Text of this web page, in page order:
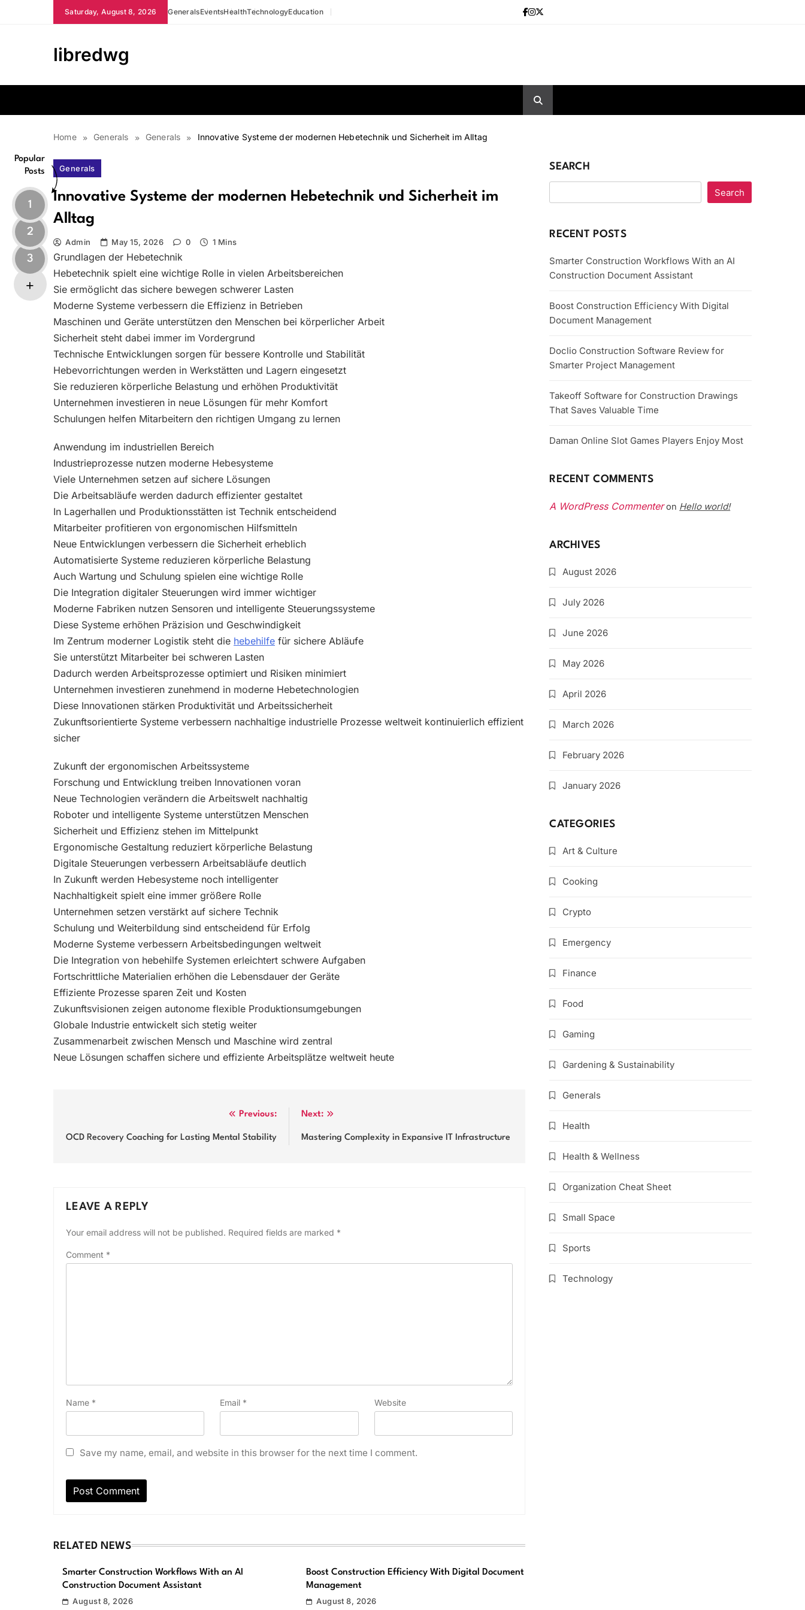
Saturday, August 8, 2026 GeneralsEventsHealthTechnologyEducation
libredwg
Home Generals Generals Innovative Systeme der modernen Hebetechnik und Sicherheit im Alltag
Popular
Posts
1
2
3
Generals
Innovative Systeme der modernen Hebetechnik und Sicherheit im
Alltag
Admin May 15, 2026 0 1 Mins
Grundlagen der Hebetechnik
Hebetechnik spielt eine wichtige Rolle in vielen Arbeitsbereichen
Sie ermöglicht das sichere bewegen schwerer Lasten
Moderne Systeme verbessern die Effizienz in Betrieben
Maschinen und Geräte unterstützen den Menschen bei körperlicher Arbeit
Sicherheit steht dabei immer im Vordergrund
Technische Entwicklungen sorgen für bessere Kontrolle und Stabilität
Hebevorrichtungen werden in Werkstätten und Lagern eingesetzt
Sie reduzieren körperliche Belastung und erhöhen Produktivität
Unternehmen investieren in neue Lösungen für mehr Komfort
Schulungen helfen Mitarbeitern den richtigen Umgang zu lernen
Anwendung im industriellen Bereich
Industrieprozesse nutzen moderne Hebesysteme
Viele Unternehmen setzen auf sichere Lösungen
Die Arbeitsabläufe werden dadurch effizienter gestaltet
In Lagerhallen und Produktionsstätten ist Technik entscheidend
Mitarbeiter profitieren von ergonomischen Hilfsmitteln
Neue Entwicklungen verbessern die Sicherheit erheblich
Automatisierte Systeme reduzieren körperliche Belastung
Auch Wartung und Schulung spielen eine wichtige Rolle
Die Integration digitaler Steuerungen wird immer wichtiger
Moderne Fabriken nutzen Sensoren und intelligente Steuerungssysteme
Diese Systeme erhöhen Präzision und Geschwindigkeit
Im Zentrum moderner Logistik steht die hebehilfe für sichere Abläufe
Sie unterstützt Mitarbeiter bei schweren Lasten
Dadurch werden Arbeitsprozesse optimiert und Risiken minimiert
Unternehmen investieren zunehmend in moderne Hebetechnologien
Diese Innovationen stärken Produktivität und Arbeitssicherheit
Zukunftsorientierte Systeme verbessern nachhaltige industrielle Prozesse weltweit kontinuierlich effizient
sicher
Zukunft der ergonomischen Arbeitssysteme
Forschung und Entwicklung treiben Innovationen voran
Neue Technologien verändern die Arbeitswelt nachhaltig
Roboter und intelligente Systeme unterstützen Menschen
Sicherheit und Effizienz stehen im Mittelpunkt
Ergonomische Gestaltung reduziert körperliche Belastung
Digitale Steuerungen verbessern Arbeitsabläufe deutlich
In Zukunft werden Hebesysteme noch intelligenter
Nachhaltigkeit spielt eine immer größere Rolle
Unternehmen setzen verstärkt auf sichere Technik
Schulung und Weiterbildung sind entscheidend für Erfolg
Moderne Systeme verbessern Arbeitsbedingungen weltweit
Die Integration von hebehilfe Systemen erleichtert schwere Aufgaben
Fortschrittliche Materialien erhöhen die Lebensdauer der Geräte
Effiziente Prozesse sparen Zeit und Kosten
Zukunftsvisionen zeigen autonome flexible Produktionsumgebungen
Globale Industrie entwickelt sich stetig weiter
Zusammenarbeit zwischen Mensch und Maschine wird zentral
Neue Lösungen schaffen sichere und effiziente Arbeitsplätze weltweit heute
navigation
Previous:
OCD Recovery Coaching for Lasting Mental Stability
Next:
Mastering Complexity in Expansive IT Infrastructure
LEAVE A REPLY
Your email address will not be published. Required fields are marked *
Comment *
Name * Email * Website
Save my name, email, and website in this browser for the next time I comment.
RELATED NEWS
Smarter Construction Workflows With an AI
Construction Document Assistant
August 8, 2026
Boost Construction Efficiency With Digital Document
Management
August 8, 2026
SEARCH
Search
RECENT POSTS
Smarter Construction Workflows With an AI
Construction Document Assistant
Boost Construction Efficiency With Digital
Document Management
Doclio Construction Software Review for
Smarter Project Management
Takeoff Software for Construction Drawings
That Saves Valuable Time
Daman Online Slot Games Players Enjoy Most
RECENT COMMENTS
A WordPress Commenteron Hello world!
ARCHIVES
August 2026
July 2026
June 2026
May 2026
April 2026
March 2026
February 2026
January 2026
CATEGORIES
Art & Culture
Cooking
Crypto
Emergency
Finance
Food
Gaming
Gardening & Sustainability
Generals
Health
Health & Wellness
Organization Cheat Sheet
Small Space
Sports
Technology